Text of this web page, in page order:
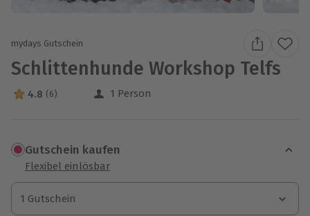
mydays Gutschein
Schlittenhunde Workshop Telfs
4.8 Sterne von 5 aus 6 Bewertungen
4.8 (6) 1 Person
Gutschein kaufen
Flexibel einlösbar
1 Gutschein
1 Gutschein
1 Gutschein